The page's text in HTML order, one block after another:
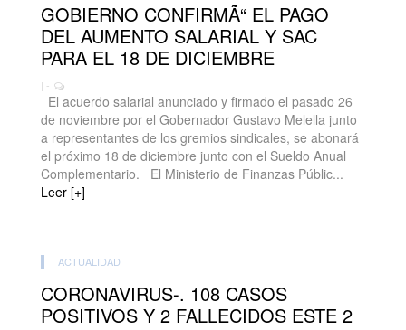
GOBIERNO CONFIRMÃ“ EL PAGO
DEL AUMENTO SALARIAL Y SAC
PARA EL 18 DE DICIEMBRE
| -
El acuerdo salarial anunciado y firmado el pasado 26
de noviembre por el Gobernador Gustavo Melella junto
a representantes de los gremios sindicales, se abonará
el próximo 18 de diciembre junto con el Sueldo Anual
Complementario. El Ministerio de Finanzas Públic...
Leer [+]
ACTUALIDAD
CORONAVIRUS-. 108 CASOS
POSITIVOS Y 2 FALLECIDOS ESTE 2